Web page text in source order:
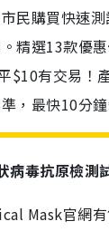
民購買快速
精選13款優
$10有交易！
，最快10分鐘
病毒抗原檢測
Mask官網